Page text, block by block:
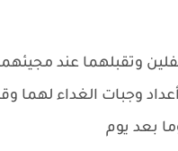
وتقبلهما عند
وجبات الغداء
بعد يوم